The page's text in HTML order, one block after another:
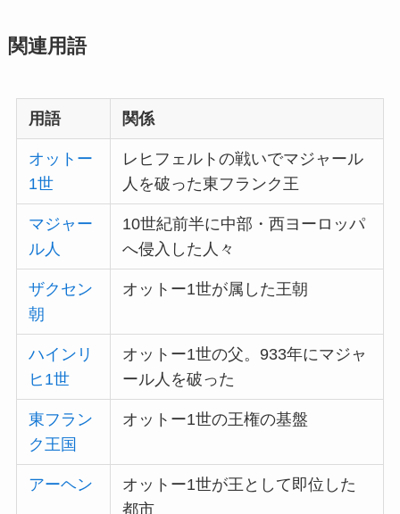
関連用語
用語 関係
オットー
1世
レヒフェルトの戦いでマジャール
人を破った東フランク王
マジャー
ル人
10世紀前半に中部・西ヨーロッパ
へ侵入した人々
ザクセン
朝
オットー1世が属した王朝
ハインリ
ヒ1世
オットー1世の父。933年にマジャ
ール人を破った
東フラン
ク王国
オットー1世の王権の基盤
アーヘン
オットー1世が王として即位した
都市